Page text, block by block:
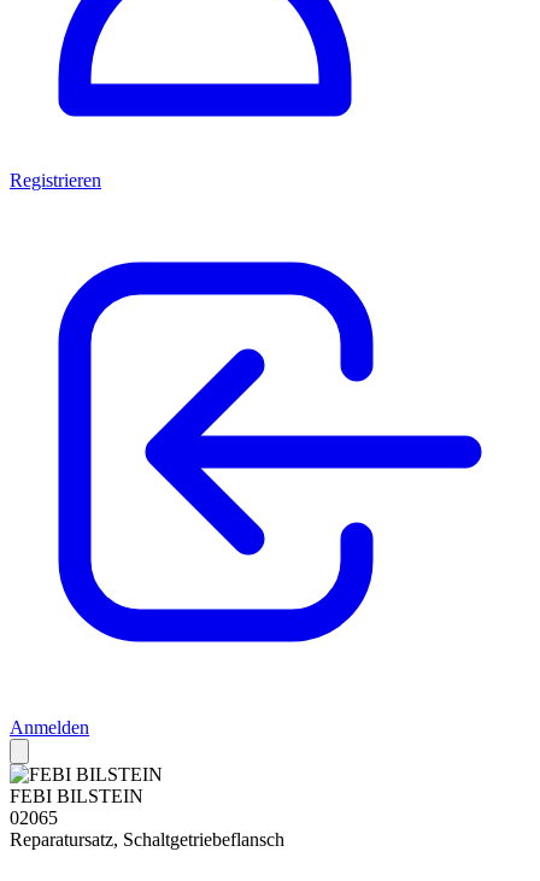
Registrieren
Anmelden
FEBI BILSTEIN
02065
Reparatursatz, Schaltgetriebeflansch